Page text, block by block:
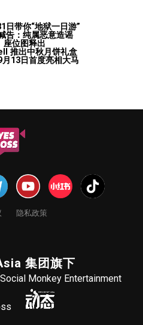
带你“地狱一日游”
告：纯属恶意造谣
座位图释出
推出中秋月饼礼盒
13日首度亮相大马
隐私政策
集团旗下